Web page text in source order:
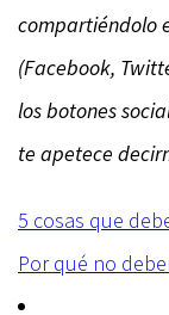
compartiéndolo
(Facebook,
los botones
te apetece
de
5 cosas que
Por qué no